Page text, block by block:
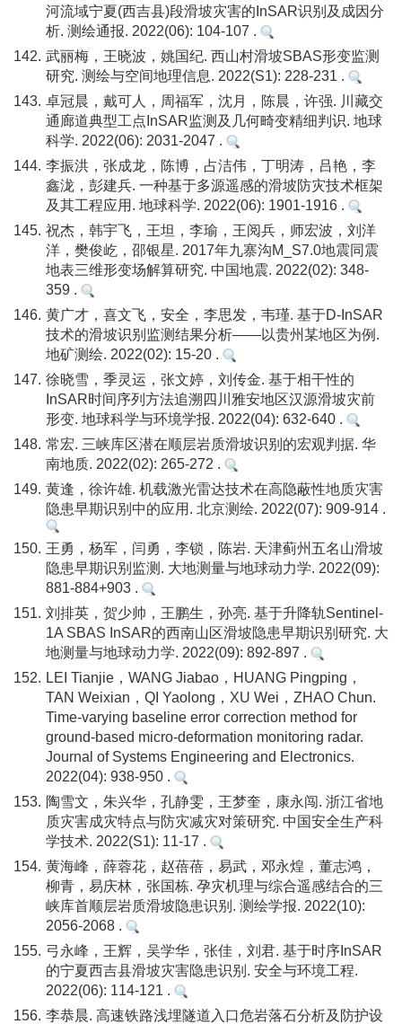
河流域宁夏(西吉县)段滑坡灾害的InSAR识别及成因分
析. 测绘通报. 2022(06): 104-107 .
142. 武丽梅，王晓波，姚国纪. 西山村滑坡SBAS形变监测
研究. 测绘与空间地理信息. 2022(S1): 228-231 .
143. 卓冠晨，戴可人，周福军，沈月，陈晨，许强. 川藏交
通廊道典型工点InSAR监测及几何畸变精细判识. 地球
科学. 2022(06): 2031-2047 .
144. 李振洪，张成龙，陈博，占洁伟，丁明涛，吕艳，李
鑫泷，彭建兵. 一种基于多源遥感的滑坡防灾技术框架
及其工程应用. 地球科学. 2022(06): 1901-1916 .
145. 祝杰，韩宇飞，王坦，李瑜，王阅兵，师宏波，刘洋
洋，樊俊屹，邵银星. 2017年九寨沟M_S7.0地震同震
地表三维形变场解算研究. 中国地震. 2022(02): 348-
359 .
146. 黄广才，喜文飞，安全，李思发，韦瑾. 基于D-InSAR
技术的滑坡识别监测结果分析——以贵州某地区为例.
地矿测绘. 2022(02): 15-20 .
147. 徐晓雪，季灵运，张文婷，刘传金. 基于相干性的
InSAR时间序列方法追溯四川雅安地区汉源滑坡灾前
形变. 地球科学与环境学报. 2022(04): 632-640 .
148. 常宏. 三峡库区潜在顺层岩质滑坡识别的宏观判据. 华
南地质. 2022(02): 265-272 .
149. 黄逢，徐许雄. 机载激光雷达技术在高隐蔽性地质灾害
隐患早期识别中的应用. 北京测绘. 2022(07): 909-914 .
150. 王勇，杨军，闫勇，李锁，陈岩. 天津蓟州五名山滑坡
隐患早期识别监测. 大地测量与地球动力学. 2022(09):
881-884+903 .
151. 刘排英，贺少帅，王鹏生，孙亮. 基于升降轨Sentinel-
1A SBAS InSAR的西南山区滑坡隐患早期识别研究. 大
地测量与地球动力学. 2022(09): 892-897 .
152. LEI Tianjie，WANG Jiabao，HUANG Pingping，
TAN Weixian，QI Yaolong，XU Wei，ZHAO Chun.
Time-varying baseline error correction method for
ground-based micro-deformation monitoring radar.
Journal of Systems Engineering and Electronics.
2022(04): 938-950 .
153. 陶雪文，朱兴华，孔静雯，王梦奎，康永闯. 浙江省地
质灾害成灾特点与防灾减灾对策研究. 中国安全生产科
学技术. 2022(S1): 11-17 .
154. 黄海峰，薛蓉花，赵蓓蓓，易武，邓永煌，董志鸿，
柳青，易庆林，张国栋. 孕灾机理与综合遥感结合的三
峡库首顺层岩质滑坡隐患识别. 测绘学报. 2022(10):
2056-2068 .
155. 弓永峰，王辉，吴学华，张佳，刘君. 基于时序InSAR
的宁夏西吉县滑坡灾害隐患识别. 安全与环境工程.
2022(06): 114-121 .
156. 李恭晨. 高速铁路浅埋隧道入口危岩落石分析及防护设